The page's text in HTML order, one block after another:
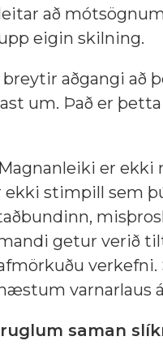
að
eigin skilning.
aðgangi að
um. Það er
er
ekki stimpill sem
getur verið
varnarlaus
saman